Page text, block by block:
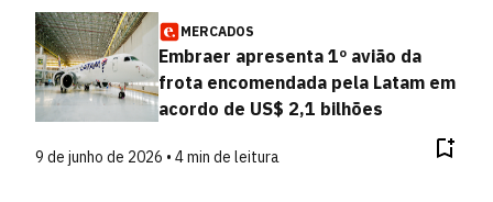
MERCADOS
Embraer apresenta 1º avião da
frota encomendada pela Latam em
acordo de US$ 2,1 bilhões
9 de junho de 2026 • 4 min de leitura